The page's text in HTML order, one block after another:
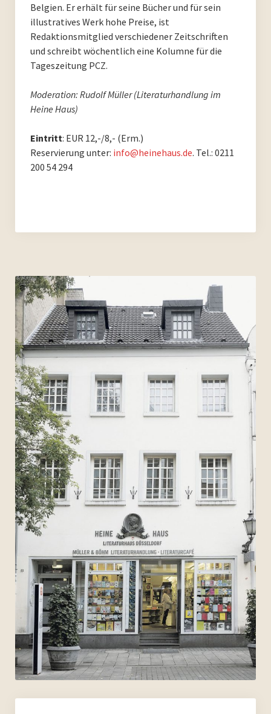
Archiv 2023
Archiv 2022
Archiv 2021
Archiv 2020
Archiv 2018
Archiv 2013
Archiv 2012
Archiv 2011
Archiv 2010
Archiv 2009
Archiv 2008
Archiv 2007
Archiv 2006
Bilder
Videos
Presse
Vermietung
Kontakt
Impressum
Belgien. Er erhält für seine Bücher und für sein
illustratives Werk hohe Preise, ist
Redaktionsmitglied verschiedener Zeitschriften
und schreibt wöchentlich eine Kolumne für die
Tageszeitung PCZ.
Moderation: Rudolf Müller (Literaturhandlung im
Heine Haus)
Eintritt: EUR 12,-/8,- (Erm.)
Reservierung unter: info@heinehaus.de. Tel.: 0211
200 54 294